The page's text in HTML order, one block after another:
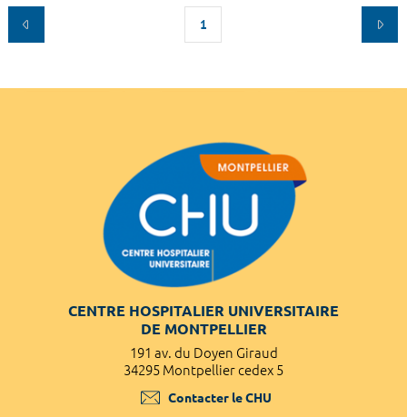
1
CENTRE HOSPITALIER UNIVERSITAIRE
DE MONTPELLIER
191 av. du Doyen Giraud
34295 Montpellier cedex 5
Contacter le CHU